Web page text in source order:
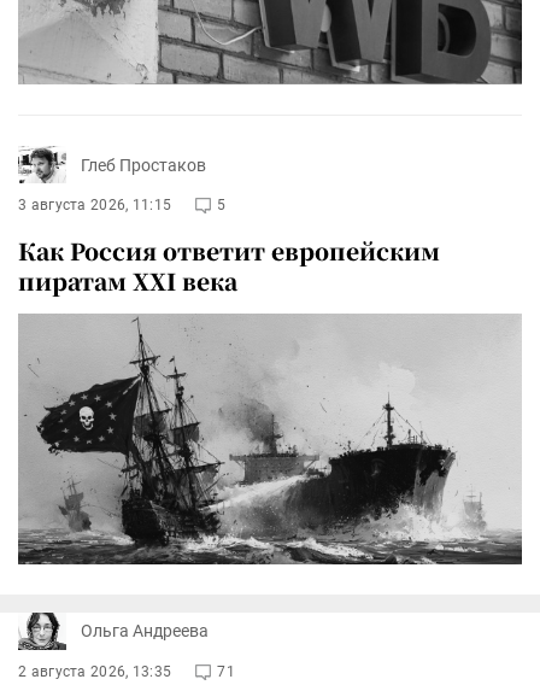
Глеб Простаков
3 августа 2026, 11:15 5
Как Россия ответит европейским
пиратам XXI века
Ольга Андреева
2 августа 2026, 13:35 71